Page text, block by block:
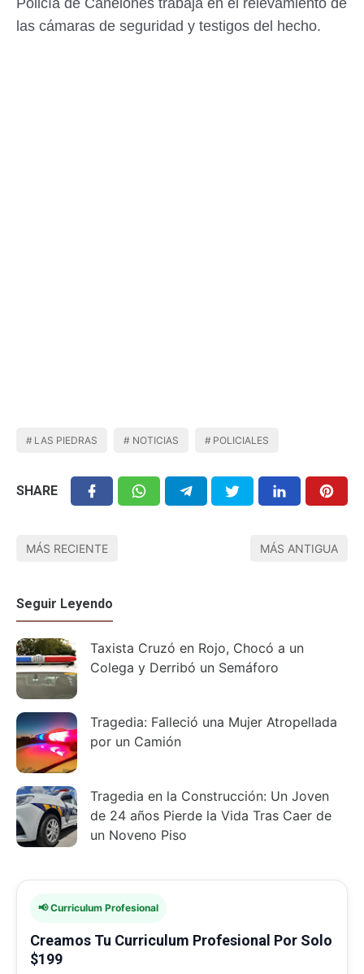
las cámaras de seguridad y testigos del hecho.
LAS PIEDRAS NOTICIAS POLICIALES
SHARE
MÁS RECIENTE MÁS ANTIGUA
Seguir Leyendo
Taxista Cruzó en Rojo, Chocó a un
Colega y Derribó un Semáforo
Tragedia: Falleció una Mujer Atropellada
por un Camión
Tragedia en la Construcción: Un Joven
de 24 años Pierde la Vida Tras Caer de
un Noveno Piso
📢 Curriculum Profesional
Creamos Tu Curriculum Profesional Por Solo
$199